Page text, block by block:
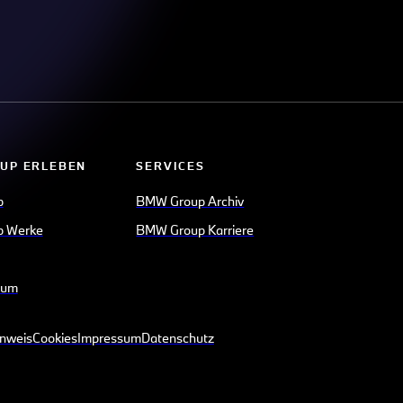
ERLEBEN
Werke
SERVICES
BMW Group Archiv
BMW Group Karriere
CookiesImpressumDatenschutz